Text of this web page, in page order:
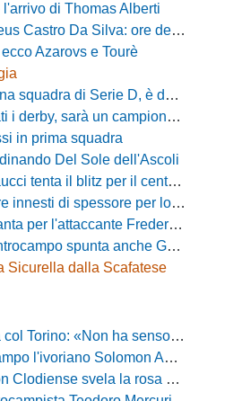
di Thomas Alberti
ore decisive per la fumata bianca
Azarovs e Tourè
è da rifare il programma Coppa Italia
un campionato avvincente»
in prima squadra
Del Sole dell'Ascoli
per il centrocampista del Cosenza
per lo scacchiere di Vinicio Espinal
Frederick Samuel Ndongue
spunta anche Gerardo Di Gilio
Sicurella dalla Scafatese
senso chiudersi e fare le barricate»
Solomon Andrews Manu
la rosa per la nuova annata